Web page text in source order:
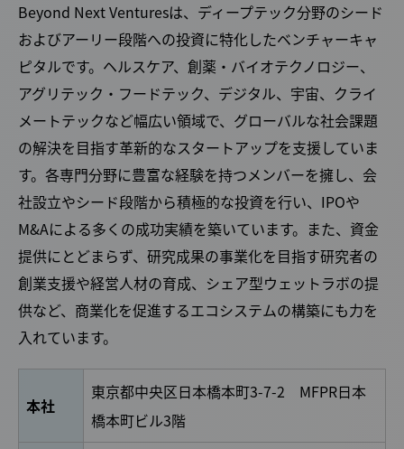
Beyond Next Venturesは、ディープテック分野のシード
およびアーリー段階への投資に特化したベンチャーキャ
ピタルです。ヘルスケア、創薬・バイオテクノロジー、
アグリテック・フードテック、デジタル、宇宙、クライ
メートテックなど幅広い領域で、グローバルな社会課題
の解決を目指す革新的なスタートアップを支援していま
す。各専門分野に豊富な経験を持つメンバーを擁し、会
社設立やシード段階から積極的な投資を行い、IPOや
M&Aによる多くの成功実績を築いています。また、資金
提供にとどまらず、研究成果の事業化を目指す研究者の
創業支援や経営人材の育成、シェア型ウェットラボの提
供など、商業化を促進するエコシステムの構築にも力を
入れています。
本社
東京都中央区日本橋本町3-7-2 MFPR日本
橋本町ビル3階